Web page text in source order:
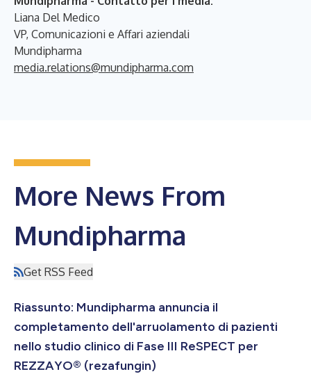
Liana Del Medico
VP, Comunicazioni e Affari aziendali
Mundipharma
media.relations@mundipharma.com
More News From
Mundipharma
Get RSS Feed
Riassunto: Mundipharma annuncia il
completamento dell'arruolamento di pazienti
nello studio clinico di Fase III ReSPECT per
REZZAYO® (rezafungin)